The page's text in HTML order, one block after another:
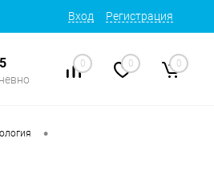
Вход Регистрация
0 0 0
•